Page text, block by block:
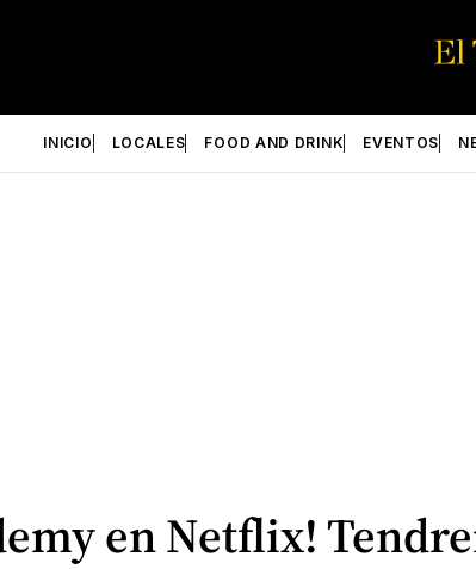
INICIO LOCALES FOOD AND DRINK EVENTOS
en Netflix!